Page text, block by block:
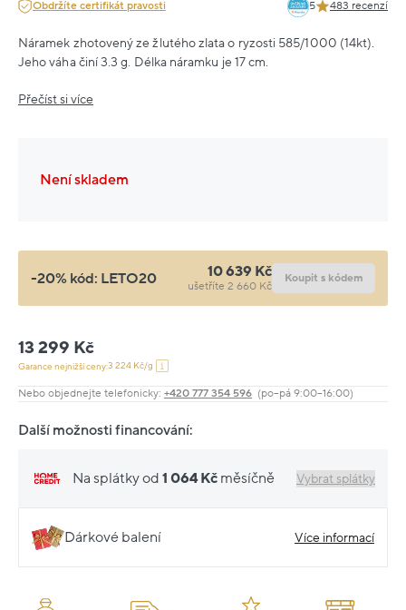
Obdržíte certifikát pravosti 5 483 recenzí
Náramek zhotovený ze žlutého zlata o ryzosti 585/1000 (14kt).
Jeho váha činí 3.3 g. Délka náramku je 17 cm.
Přečíst si více
Není skladem
-20% kód: LETO20 10 639 Kč
ušetříte 2 660 Kč
Koupit s kódem
13 299 Kč
Garance nejnižší ceny:3 224 Kč/g
Nebo objednejte telefonicky: +420 777 354 596 (po–pá 9:00–16:00)
Další možnosti financování:
Na splátky od 1 064 Kč měsíčně Vybrat splátky
Dárkové balení Více informací